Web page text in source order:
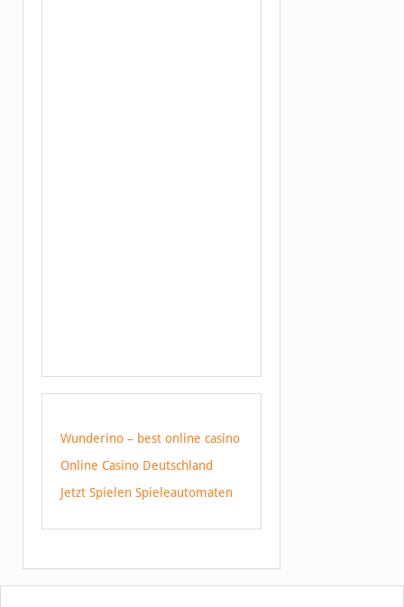
Wunderino – best online casino
Online Casino Deutschland
Jetzt Spielen Spieleautomaten